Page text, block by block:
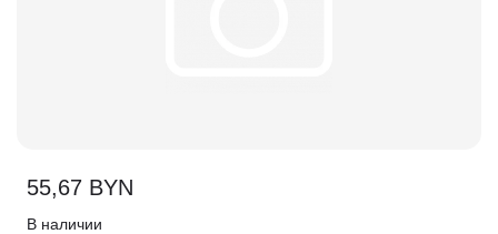
55,67 BYN
В наличии